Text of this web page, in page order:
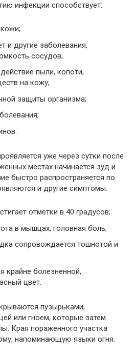
инфекции способствует:
и другие заболевания,
сосудов;
пыли, копоти,
на кожу;
защиты организма;
уже через сутки после
местах начинается зуд и
быстро распространяется по
и другие симптомы:
отметки в 40 градусов;
в мышцах, головная боль;
сопровождается тошнотой и
крайне болезненной,
цвет.
пузырьками,
или гноем, которые затем
Края пораженного участка
напоминающую языки огня.